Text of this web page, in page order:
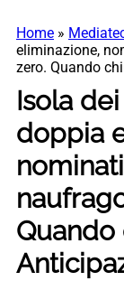
Home »
eliminazione,
zero. Quando
Isola
doppia
Quando